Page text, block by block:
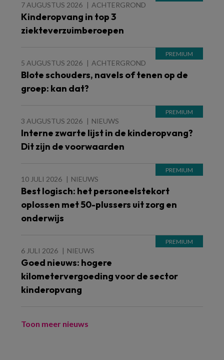
7 AUGUSTUS 2026 ACHTERGROND
Kinderopvang in top 3
ziekteverzuimberoepen
5 AUGUSTUS 2026 ACHTERGROND
Blote schouders, navels of tenen op de
groep: kan dat?
3 AUGUSTUS 2026 NIEUWS
Interne zwarte lijst in de kinderopvang?
Dit zijn de voorwaarden
10 JULI 2026 NIEUWS
Best logisch: het personeelstekort
oplossen met 50-plussers uit zorg en
onderwijs
6 JULI 2026 NIEUWS
Goed nieuws: hogere
kilometervergoeding voor de sector
kinderopvang
Toon meer nieuws